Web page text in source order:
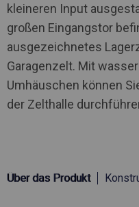
kleineren Input
großen Eingangstor
ausgezeichnetes
Garagenzelt. Mit
Umhäuschen können
der Zelthalle
Über das Produkt